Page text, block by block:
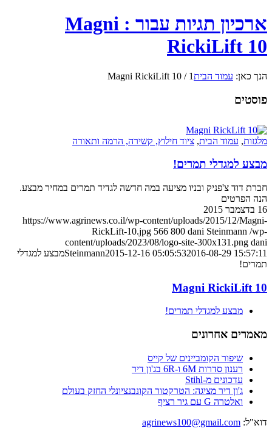
ארכיון תגיות עבור : Magni
RickiLift 10
הנך כאן: עמוד הבית1
/
Magni RickiLift 10
פוסטים
מלגזות, עמוד הבית, ציוד חילוץ, קשירה, הרמה ותאורה
מבצע למגדלי תמרים!
חברת דוד צ'פניק ובניו מציעה במה חדשה לגדיד תמרים במחיר מבצע.
הנה הפרטים
16 בדצמבר 2015
https://www.agrinews.co.il/wp-content/uploads/2015/12/Magni-
RickLift-10.jpg 566 800 dani Steinmann /wp-
content/uploads/2023/08/logo-site-300x131.png dani
Steinmann2015-12-16 05:05:532016-08-29 15:57:11
מבצע למגדלי
תמרים!
Magni RickiLift 10
מבצע למגדלי תמרים!
מאמרים אחרונים
שיפור הקומביינים של קייס
רענון סדרות 6M ו-6R בג'ון דיר
עדכונים מ-Stihl
ג'ון דיר מציגה: הטרקטור הקונבנציונלי החזק בעולם
ואלטרה G עם גיר רציף
דוא"ל: agrinews100@gmail.com